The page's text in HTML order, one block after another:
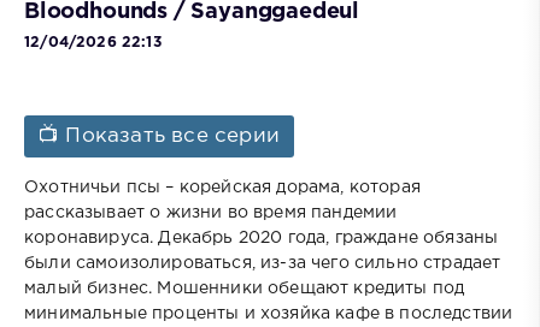
Bloodhounds / Sayanggaedeul
12/04/2026 22:13
📺 Показать все серии
Охотничьи псы – корейская дорама, которая
рассказывает о жизни во время пандемии
коронавируса. Декабрь 2020 года, граждане обязаны
были самоизолироваться, из-за чего сильно страдает
малый бизнес. Мошенники обещают кредиты под
минимальные проценты и хозяйка кафе в последствии